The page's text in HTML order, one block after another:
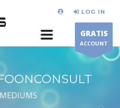
LOG IN
GRATIS
ACCOUNT